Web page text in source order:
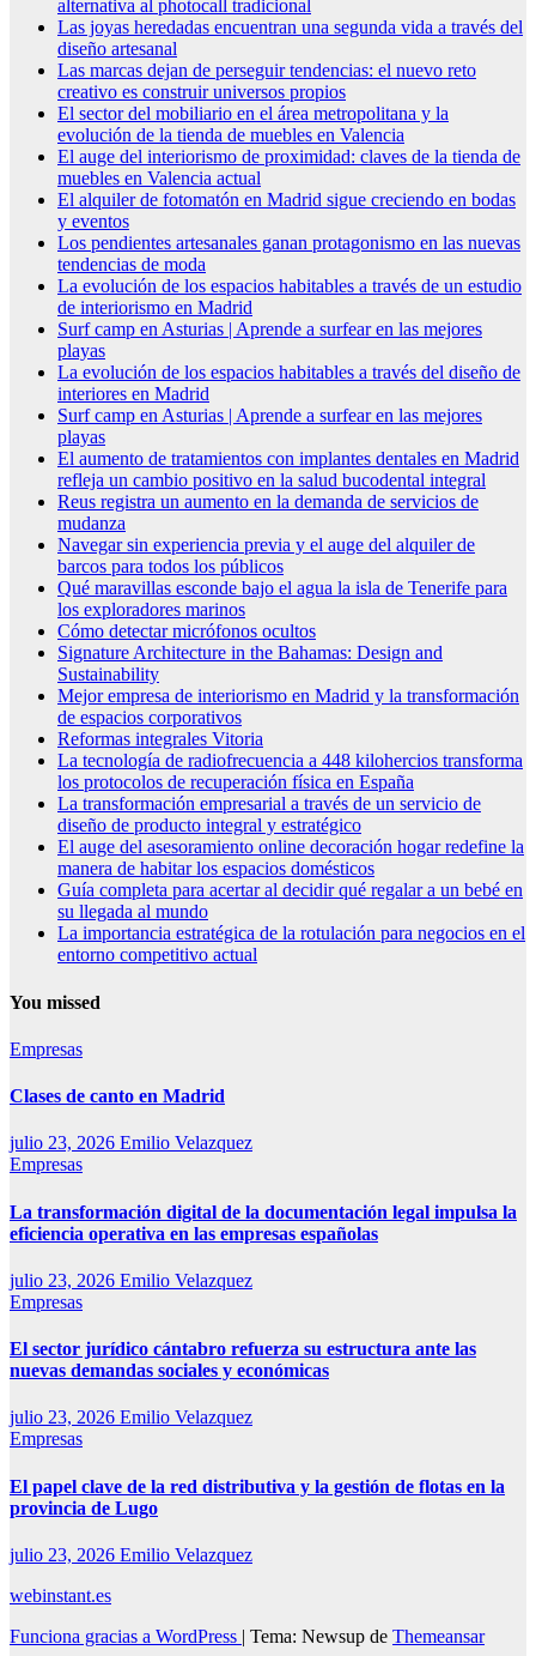
alternativa al photocall tradicional
Las joyas heredadas encuentran una segunda vida a través del
diseño artesanal
Las marcas dejan de perseguir tendencias: el nuevo reto
creativo es construir universos propios
El sector del mobiliario en el área metropolitana y la
evolución de la tienda de muebles en Valencia
El auge del interiorismo de proximidad: claves de la tienda de
muebles en Valencia actual
El alquiler de fotomatón en Madrid sigue creciendo en bodas
y eventos
Los pendientes artesanales ganan protagonismo en las nuevas
tendencias de moda
La evolución de los espacios habitables a través de un estudio
de interiorismo en Madrid
Surf camp en Asturias | Aprende a surfear en las mejores
playas
La evolución de los espacios habitables a través del diseño de
interiores en Madrid
Surf camp en Asturias | Aprende a surfear en las mejores
playas
El aumento de tratamientos con implantes dentales en Madrid
refleja un cambio positivo en la salud bucodental integral
Reus registra un aumento en la demanda de servicios de
mudanza
Navegar sin experiencia previa y el auge del alquiler de
barcos para todos los públicos
Qué maravillas esconde bajo el agua la isla de Tenerife para
los exploradores marinos
Cómo detectar micrófonos ocultos
Signature Architecture in the Bahamas: Design and
Sustainability
Mejor empresa de interiorismo en Madrid y la transformación
de espacios corporativos
Reformas integrales Vitoria
La tecnología de radiofrecuencia a 448 kilohercios transforma
los protocolos de recuperación física en España
La transformación empresarial a través de un servicio de
diseño de producto integral y estratégico
El auge del asesoramiento online decoración hogar redefine la
manera de habitar los espacios domésticos
Guía completa para acertar al decidir qué regalar a un bebé en
su llegada al mundo
La importancia estratégica de la rotulación para negocios en el
entorno competitivo actual
You missed
Empresas
Clases de canto en Madrid
julio 23, 2026 Emilio Velazquez
Empresas
La transformación digital de la documentación legal impulsa la
eficiencia operativa en las empresas españolas
julio 23, 2026 Emilio Velazquez
Empresas
El sector jurídico cántabro refuerza su estructura ante las
nuevas demandas sociales y económicas
julio 23, 2026 Emilio Velazquez
Empresas
El papel clave de la red distributiva y la gestión de flotas en la
provincia de Lugo
julio 23, 2026 Emilio Velazquez
webinstant.es
Funciona gracias a WordPress | Tema: Newsup de Themeansar